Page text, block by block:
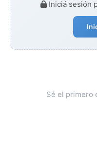
Iniciá sesión
Sé el primero